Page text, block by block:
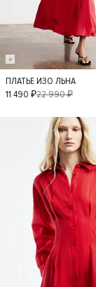
XS S
ПЛАТЬЕ ИЗО ЛЬНА
11 490 ₽22 990 ₽